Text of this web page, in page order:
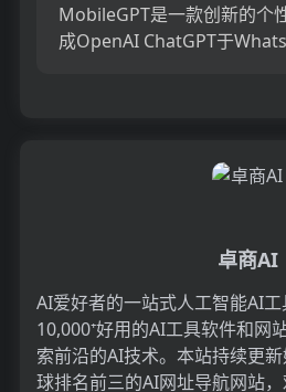
MobileGPT是一款创新的个
成OpenAI ChatGPT于
卓商AI
AI爱好者的一站式人工智能AI
10,000⁺好用的AI工具软件和网
索前沿的AI技术。本站持续更
球排名前三的AI网址导航网站